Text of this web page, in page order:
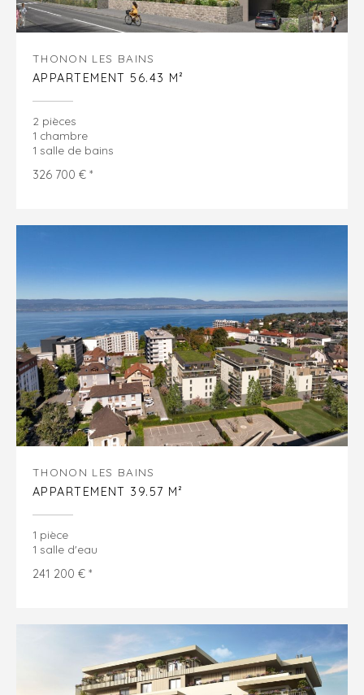
THONON LES BAINS
APPARTEMENT 56.43 M²
2 pièces
1 chambre
1 salle de bains
326 700 € *
THONON LES BAINS
APPARTEMENT 39.57 M²
1 pièce
1 salle d'eau
241 200 € *